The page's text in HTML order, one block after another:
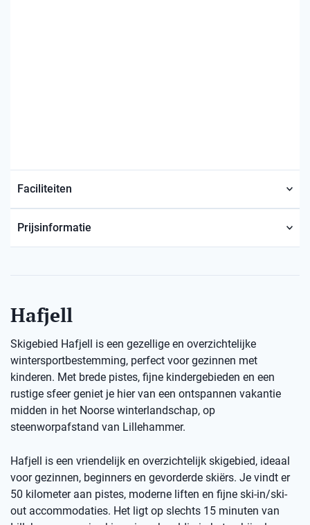
Faciliteiten
Prijsinformatie
Hafjell
Skigebied Hafjell is een gezellige en overzichtelijke
wintersportbestemming, perfect voor gezinnen met
kinderen. Met brede pistes, fijne kindergebieden en een
rustige sfeer geniet je hier van een ontspannen vakantie
midden in het Noorse winterlandschap, op
steenworpafstand van Lillehammer.
Hafjell is een vriendelijk en overzichtelijk skigebied, ideaal
voor gezinnen, beginners en gevorderde skiërs. Je vindt er
50 kilometer aan pistes, moderne liften en fijne ski-in/ski-
out accommodaties. Het ligt op slechts 15 minuten van